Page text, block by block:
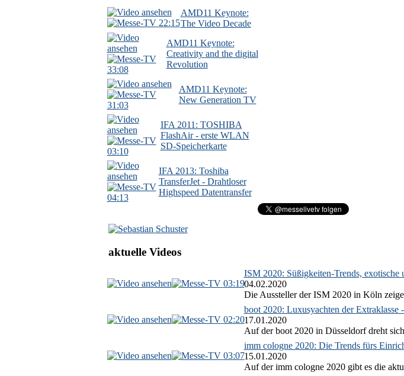
22:15
AMD11 Keynote:
The Video Decade
33:08
AMD11 Keynote:
Creativity and the digital
Revolution
31:03
AMD11 Keynote:
New Generation TV
03:10
IFA 2011: TOSHIBA
FlashAir - erste WLAN
SD-Speicherkarte
04:13
IFA 2013: Toshiba
TransferJet - Drahtloser
Highspeed Datentransfer
aktuelle Videos
03:19
ISM 2020: Süßigkeiten-Trends, exotische
04.02.2020
Die Aussteller der ISM 2020 in Köln
02:20
boot 2020: Luxusyachten der
17.01.2020
Auf der boot 2020 in Düsseldorf dreht
03:07
imm cologne 2020: Die Trends fürs
15.01.2020
Auf der imm cologne 2020 gibt es die